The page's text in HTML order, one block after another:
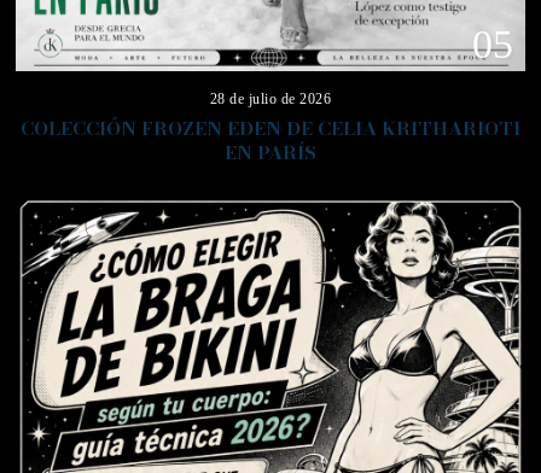
05
28 de julio de 2026
COLECCIÓN FROZEN EDEN DE CELIA KRITHARIOTI
EN PARÍS